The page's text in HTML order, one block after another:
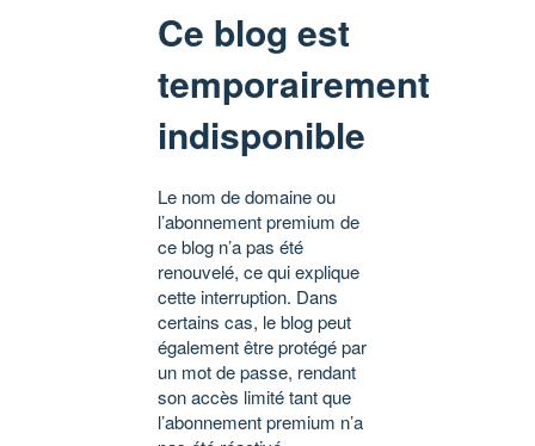
Ce blog est
temporairement
indisponible
Le nom de domaine ou
l’abonnement premium de
ce blog n’a pas été
renouvelé, ce qui explique
cette interruption. Dans
certains cas, le blog peut
également être protégé par
un mot de passe, rendant
son accès limité tant que
l’abonnement premium n’a